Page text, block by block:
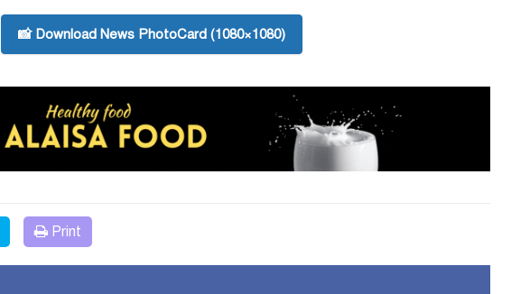
📸 Download News PhotoCard (1080×1080)
Print